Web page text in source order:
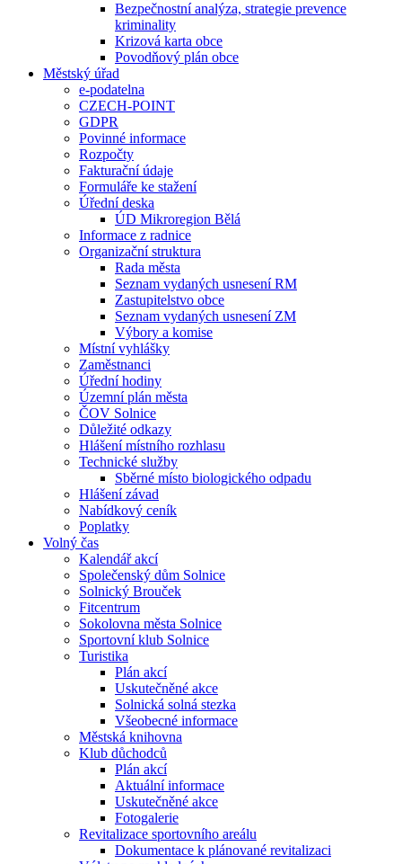
Bezpečnostní analýza, strategie prevence
kriminality
Krizová karta obce
Povodňový plán obce
Městský úřad
e-podatelna
CZECH-POINT
GDPR
Povinné informace
Rozpočty
Fakturační údaje
Formuláře ke stažení
Úřední deska
ÚD Mikroregion Bělá
Informace z radnice
Organizační struktura
Rada města
Seznam vydaných usnesení RM
Zastupitelstvo obce
Seznam vydaných usnesení ZM
Výbory a komise
Místní vyhlášky
Zaměstnanci
Úřední hodiny
Územní plán města
ČOV Solnice
Důležité odkazy
Hlášení místního rozhlasu
Technické služby
Sběrné místo biologického odpadu
Hlášení závad
Nabídkový ceník
Poplatky
Volný čas
Kalendář akcí
Společenský dům Solnice
Solnický Brouček
Fitcentrum
Sokolovna města Solnice
Sportovní klub Solnice
Turistika
Plán akcí
Uskutečněné akce
Solnická solná stezka
Všeobecné informace
Městská knihovna
Klub důchodců
Plán akcí
Aktuální informace
Uskutečněné akce
Fotogalerie
Revitalizace sportovního areálu
Dokumentace k plánované revitalizaci